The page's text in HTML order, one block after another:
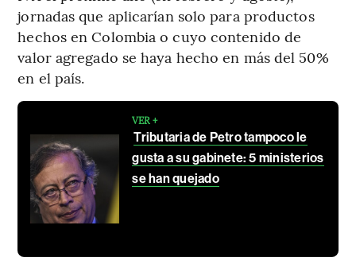
jornadas que aplicarían solo para productos
hechos en Colombia o cuyo contenido de
valor agregado se haya hecho en más del 50%
en el país.
VER +
Tributaria de Petro tampoco le
gusta a su gabinete: 5 ministerios
se han quejado